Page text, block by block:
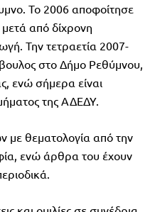
Το 2006 αποφοίτησε
από δίχρονη
Την τετραετία 2007-
στο Δήμο Ρεθύμνου,
ενώ σήμερα είναι
της ΑΔΕΔΥ.
με θεματολογία από την
ενώ άρθρα του έχουν